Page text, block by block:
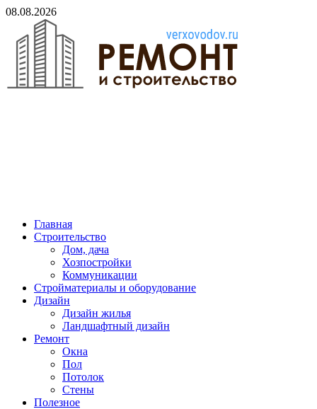
Skip
content
08.08.2026
Главная
Строительство
Дом, дача
Хозпостройки
Коммуникации
Стройматериалы и оборудование
Дизайн
Дизайн жилья
Ландшафтный дизайн
Ремонт
Окна
Пол
Потолок
Стены
Полезное